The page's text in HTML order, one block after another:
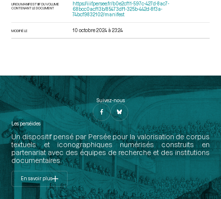
URI DU MANIFEST IIIF DU VOLUME
CONTENANT LE DOCUMENT
https://iiif.persee.fr/b0e2cf11-597c-427d-8ac7-
68bcc0acf13b/85473df1-325b-442d-8f3a-
74bcf9832102/manifest
MODIFIÉ LE 10 octobre 2024 à 23:24
Suivez-nous
Les perséides
Un dispositif pensé par Persée pour la valorisation de corpus
textuels et iconographiques numérisés construits en
partenariat avec des équipes de recherche et des institutions
documentaires.
En savoir plus